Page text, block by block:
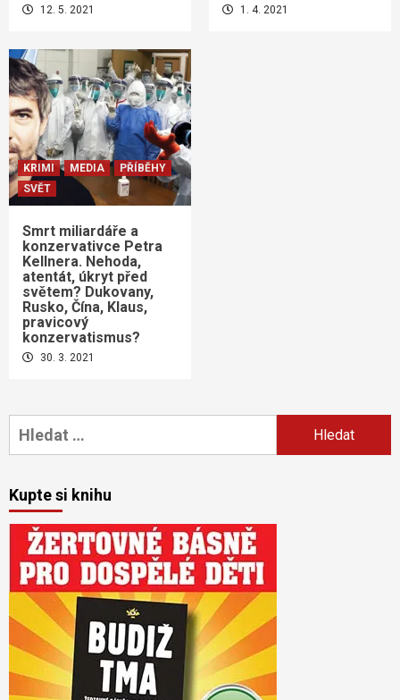
12. 5. 2021 1. 4. 2021
KRIMI MEDIA
PŘÍBĚHY
SVĚT
Smrt miliardáře a
konzervativce Petra
Kellnera. Nehoda,
atentát, úkryt před
světem? Dukovany,
Rusko, Čína, Klaus,
pravicový
konzervatismus?
30. 3. 2021
Vyhledávání
Kupte si knihu